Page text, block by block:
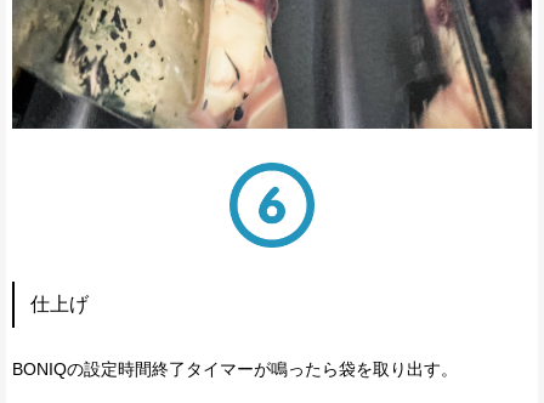
仕上げ
BONIQの設定時間終了タイマーが鳴ったら袋を取り出す。